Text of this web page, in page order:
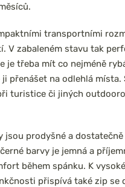
transportními
V zabaleném stavu tak
je třeba mít co nejméně
přenášet na odlehlá místa.
turistice či jiných
jsou prodyšné a dostatečně
barvy je jemná a
během spánku. K vysoké
přispívá také zip se